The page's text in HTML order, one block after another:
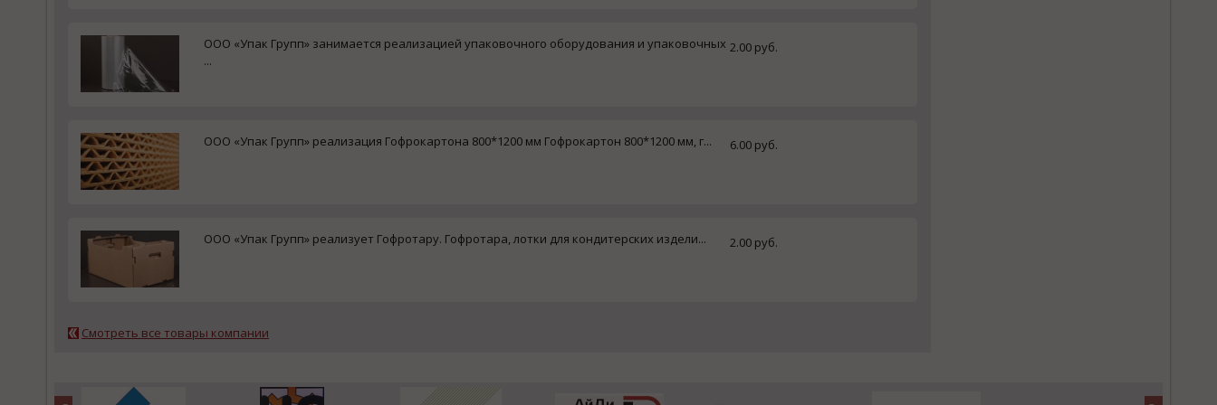
ООО «Упак Групп» занимается реализацией упаковочного оборудования и упаковочных
...
2.00 руб.
ООО «Упак Групп» реализация Гофрокартона 800*1200 мм Гофрокартон 800*1200 мм, г... 6.00 руб.
ООО «Упак Групп» реализует Гофротару. Гофротара, лотки для кондитерских издели... 2.00 руб.
Смотреть все товары компании